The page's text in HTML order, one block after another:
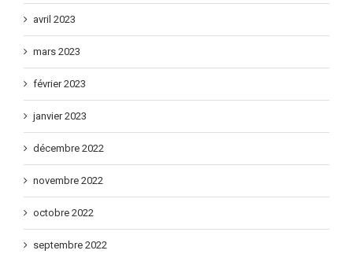
avril 2023
mars 2023
février 2023
janvier 2023
décembre 2022
novembre 2022
octobre 2022
septembre 2022